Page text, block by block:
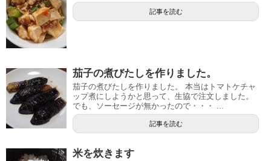
記事を読む
茄子の煮びたしを作りました。
茄子の煮びたしを作りました。 本当はトマトケチャ
ップ煮にしようかと思って、生協で注文しました。
でも、ソーセージが無かったので・・・ ...
記事を読む
米を炊きます